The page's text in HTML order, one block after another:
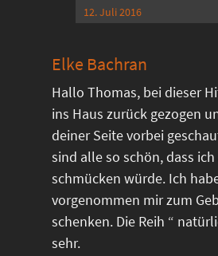
12. Juli 2016
Elke Bachran
Hallo Thomas, bei dieser
ins Haus zurück gezogen
deiner Seite vorbei
sind alle so schön, dass
schmücken würde. Ich
vorgenommen mir zum
schenken. Die Reih “
sehr.